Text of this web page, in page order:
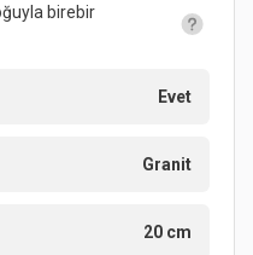
birebir
Evet
Granit
20 cm